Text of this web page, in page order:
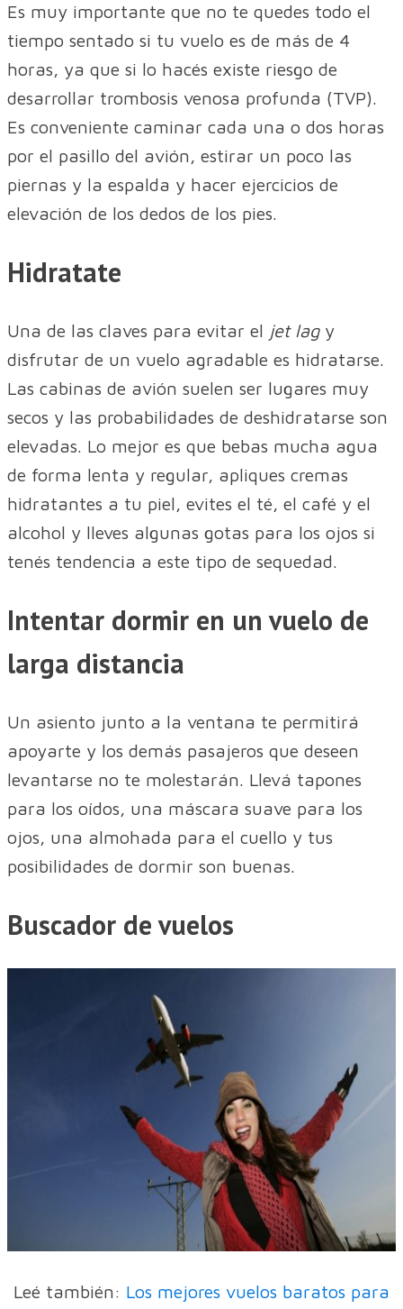
Es muy importante que no te quedes todo el
tiempo sentado si tu vuelo es de más de 4
horas, ya que si lo hacés existe riesgo de
desarrollar trombosis venosa profunda (TVP).
Es conveniente caminar cada una o dos horas
por el pasillo del avión, estirar un poco las
piernas y la espalda y hacer ejercicios de
elevación de los dedos de los pies.
Hidratate
Una de las claves para evitar el jet lagy
disfrutar de un vuelo agradable es hidratarse.
Las cabinas de avión suelen ser lugares muy
secos y las probabilidades de deshidratarse son
elevadas. Lo mejor es que bebas mucha agua
de forma lenta y regular, apliques cremas
hidratantes a tu piel, evites el té, el café y el
alcohol y lleves algunas gotas para los ojos si
tenés tendencia a este tipo de sequedad.
Intentar dormir en un vuelo de
larga distancia
Un asiento junto a la ventana te permitirá
apoyarte y los demás pasajeros que deseen
levantarse no te molestarán. Llevá tapones
para los oídos, una máscara suave para los
ojos, una almohada para el cuello y tus
posibilidades de dormir son buenas.
Buscador de vuelos
Leé también: Los mejores vuelos baratos para